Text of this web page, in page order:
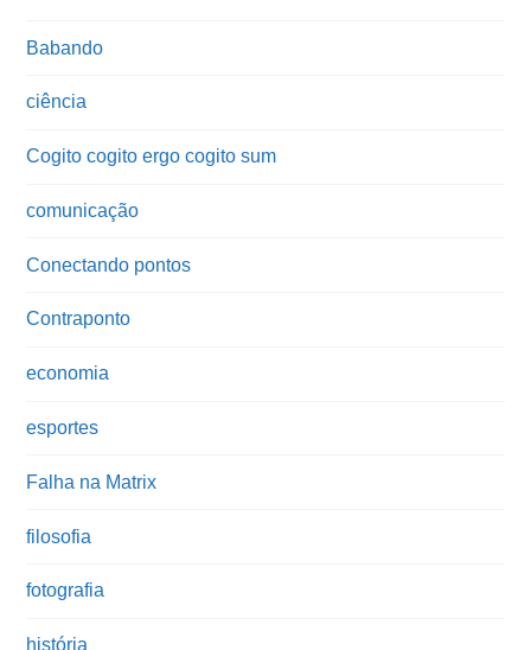
Babando
ciência
Cogito cogito ergo cogito sum
comunicação
Conectando pontos
Contraponto
economia
esportes
Falha na Matrix
filosofia
fotografia
história